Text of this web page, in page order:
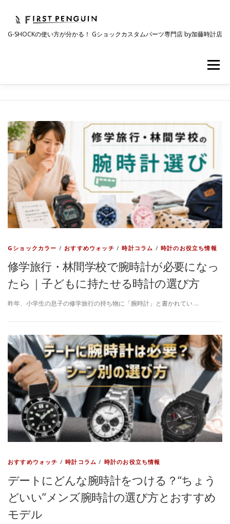
ッ
G-SHOCKの使い方が分かる！ Gショックカスタムパーツ専門店 by加藤時計店
メニュー
時計コラム ラインナップ ショップリスト
採用情報
ブ
ロ
グ
Gショックカラー /おすすめウォッチ /時計コラム /時計のお役立ち情報
修学旅行・林間学校で腕時計が必要になっ
たら｜子どもに持たせる時計の選び方
昨年、小学生の息子の修学旅行の持ち物に「腕時計」と書かれてい …
おすすめウォッチ /時計コラム / 時計のお役立ち情報
デートにどんな腕時計をつける？“ちょう
どいい”メンズ腕時計の選び方とおすすめ
モデル